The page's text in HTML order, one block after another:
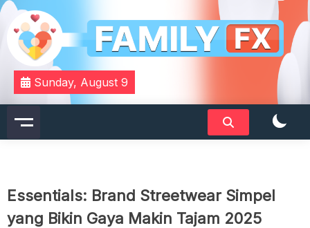
Skip
content
Familyfx
Your Daily Dose of Family Wisdom
Sunday, August 9
Essentials: Brand Streetwear Simpel
yang Bikin Gaya Makin Tajam 2025